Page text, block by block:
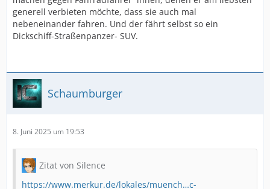
generell verbieten möchte, dass sie auch mal
nebeneinander fahren. Und der fährt selbst so ein
Dickschiff-Straßenpanzer- SUV.
Schaumburger
8. Juni 2025 um 19:53
Zitat von Silence
https://www.merkur.de/lokales/muench…c-